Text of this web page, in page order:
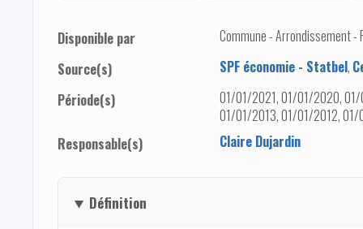
Disponible par
Commune - Arrondissement -
Source(s)
SPF économie - Statbel,
Période(s)
01/01/2021, 01/01/2020,
01/01/2013, 01/01/2012, 01/
Responsable(s)
Claire Dujardin
Définition